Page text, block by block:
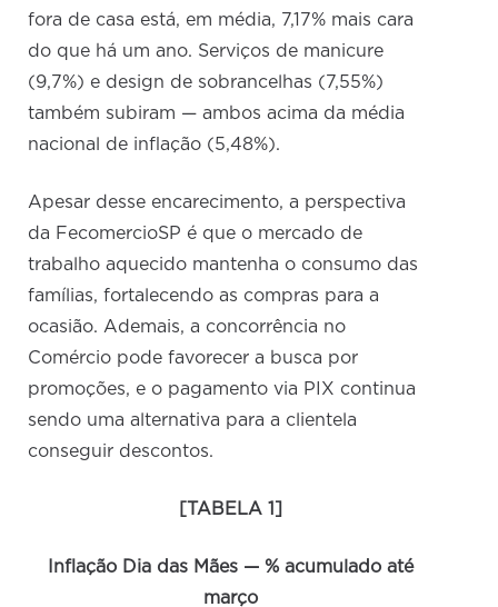
fora de casa está, em média, 7,17% mais cara
do que há um ano. Serviços de manicure
(9,7%) e design de sobrancelhas (7,55%)
também subiram — ambos acima da média
nacional de inflação (5,48%).
Apesar desse encarecimento, a perspectiva
da FecomercioSP é que o mercado de
trabalho aquecido mantenha o consumo das
famílias, fortalecendo as compras para a
ocasião. Ademais, a concorrência no
Comércio pode favorecer a busca por
promoções, e o pagamento via PIX continua
sendo uma alternativa para a clientela
conseguir descontos.
[TABELA 1]
Inflação Dia das Mães — % acumulado até
março